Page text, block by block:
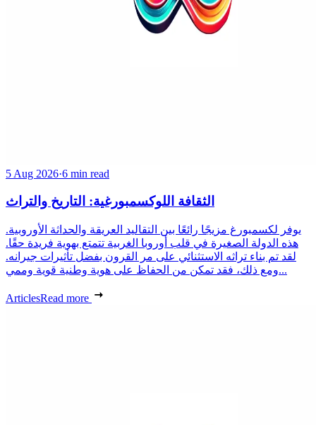
5 Aug 2026·6 min read
الثقافة اللوكسمبورغية: التاريخ والتراث
يوفر لكسمبورغ مزيجًا رائعًا بين التقاليد العريقة والحداثة الأوروبية.
هذه الدولة الصغيرة في قلب أوروبا الغربية تتمتع بهوية فريدة حقًا.
لقد تم بناء تراثه الاستثنائي على مر القرون بفضل تأثيرات جيرانه.
ومع ذلك، فقد تمكن من الحفاظ على هوية وطنية قوية وممي...
ArticlesRead more